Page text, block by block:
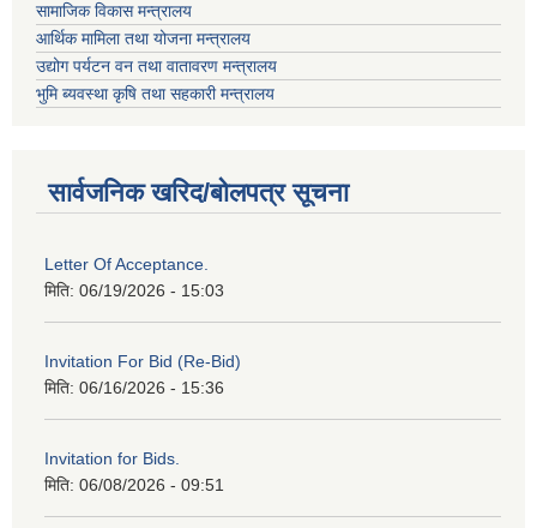
सामाजिक विकास मन्त्रालय
आर्थिक मामिला तथा योजना मन्त्रालय
उद्योग पर्यटन वन तथा वातावरण मन्त्रालय
भुमि ब्यवस्था कृषि तथा सहकारी मन्त्रालय
सार्वजनिक खरिद/बोलपत्र सूचना
Letter Of Acceptance.
मिति: 06/19/2026 - 15:03
Invitation For Bid (Re-Bid)
मिति: 06/16/2026 - 15:36
Invitation for Bids.
मिति: 06/08/2026 - 09:51